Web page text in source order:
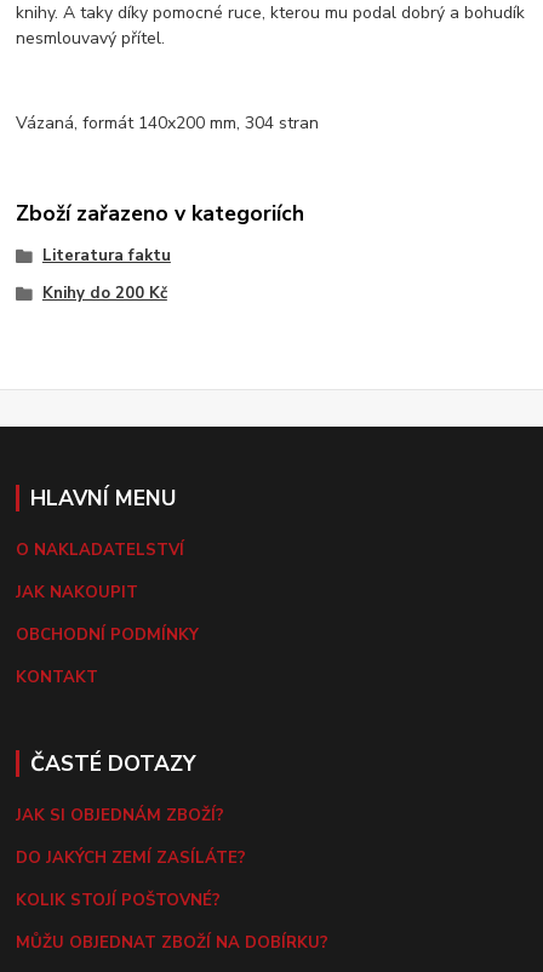
knihy. A taky díky pomocné ruce, kterou mu podal dobrý a bohudík
nesmlouvavý přítel.
Vázaná, formát 140x200 mm, 304 stran
Zboží zařazeno v kategoriích
Literatura faktu
Knihy do 200 Kč
HLAVNÍ MENU
O NAKLADATELSTVÍ
JAK NAKOUPIT
OBCHODNÍ PODMÍNKY
KONTAKT
ČASTÉ DOTAZY
JAK SI OBJEDNÁM ZBOŽÍ?
DO JAKÝCH ZEMÍ ZASÍLÁTE?
KOLIK STOJÍ POŠTOVNÉ?
MŮŽU OBJEDNAT ZBOŽÍ NA DOBÍRKU?